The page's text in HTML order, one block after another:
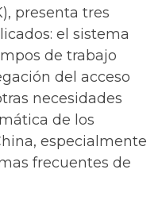
presenta tres
el sistema
de trabajo
del acceso
necesidades
de los
especialmente
frecuentes de